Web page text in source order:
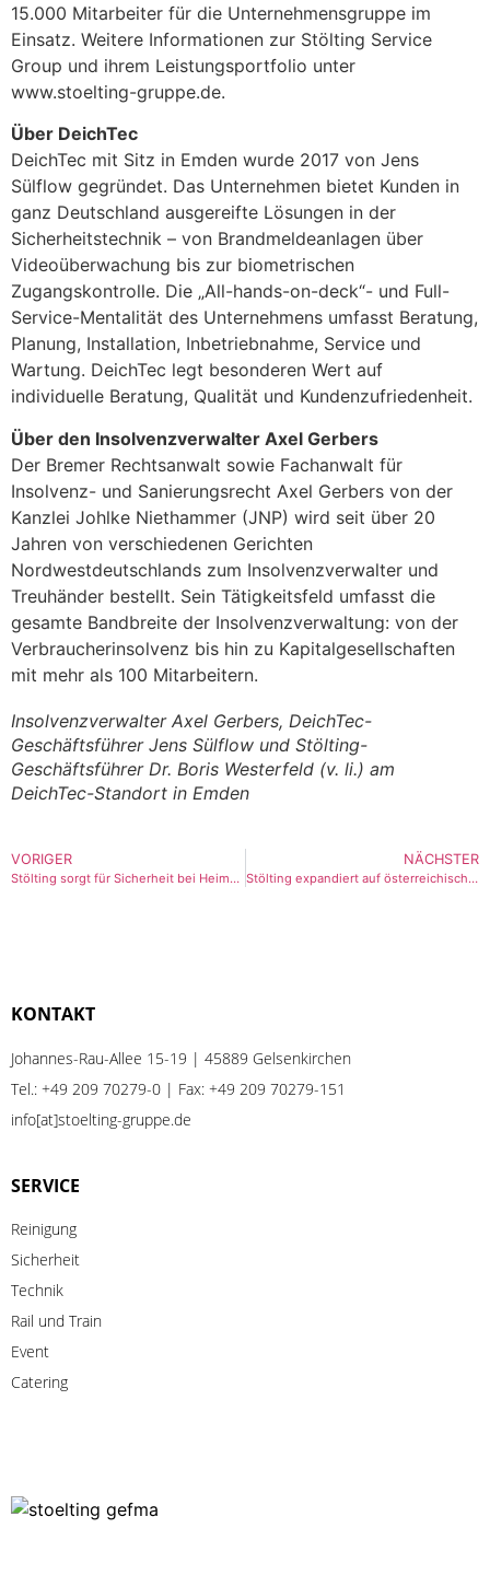
15.000 Mitarbeiter für die Unternehmensgruppe im
Einsatz. Weitere Informationen zur Stölting Service
Group und ihrem Leistungsportfolio unter
www.stoelting-gruppe.de.
Über DeichTec
DeichTec mit Sitz in Emden wurde 2017 von Jens
Sülflow gegründet. Das Unternehmen bietet Kunden in
ganz Deutschland ausgereifte Lösungen in der
Sicherheitstechnik – von Brandmeldeanlagen über
Videoüberwachung bis zur biometrischen
Zugangskontrolle. Die „All-hands-on-deck“- und Full-
Service-Mentalität des Unternehmens umfasst Beratung,
Planung, Installation, Inbetriebnahme, Service und
Wartung. DeichTec legt besonderen Wert auf
individuelle Beratung, Qualität und Kundenzufriedenheit.
Über den Insolvenzverwalter Axel Gerbers
Der Bremer Rechtsanwalt sowie Fachanwalt für
Insolvenz- und Sanierungsrecht Axel Gerbers von der
Kanzlei Johlke Niethammer (JNP) wird seit über 20
Jahren von verschiedenen Gerichten
Nordwestdeutschlands zum Insolvenzverwalter und
Treuhänder bestellt. Sein Tätigkeitsfeld umfasst die
gesamte Bandbreite der Insolvenzverwaltung: von der
Verbraucherinsolvenz bis hin zu Kapitalgesellschaften
mit mehr als 100 Mitarbeitern.
Insolvenzverwalter Axel Gerbers, DeichTec-
Geschäftsführer Jens Sülflow und Stölting-
Geschäftsführer Dr. Boris Westerfeld (v. li.) am
DeichTec-Standort in Emden
VORIGER
Stölting sorgt für Sicherheit bei Heim-EM
NÄCHSTER
Stölting expandiert auf österreichischen Markt
KONTAKT
Johannes-Rau-Allee 15-19 | 45889 Gelsenkirchen
Tel.: +49 209 70279-0 | Fax: +49 209 70279-151
info[at]stoelting-gruppe.de
SERVICE
Reinigung
Sicherheit
Technik
Rail und Train
Event
Catering